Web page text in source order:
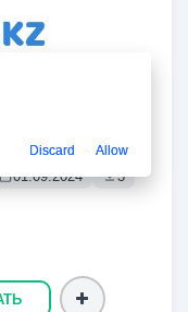
01.09.2024 3
Discard Allow